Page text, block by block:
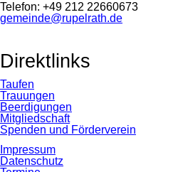
Telefon: +49 212 22660673
gemeinde@rupelrath.de
Direktlinks
Taufen
Trauungen
Beerdigungen
Mitgliedschaft
Spenden und Förderverein
Impressum
Datenschutz